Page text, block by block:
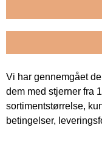
Vi har gennemgået
dem med stjerner fra
sortimentstørrelse,
betingelser,